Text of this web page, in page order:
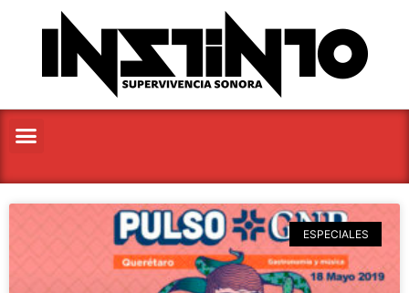
ESPECIALES